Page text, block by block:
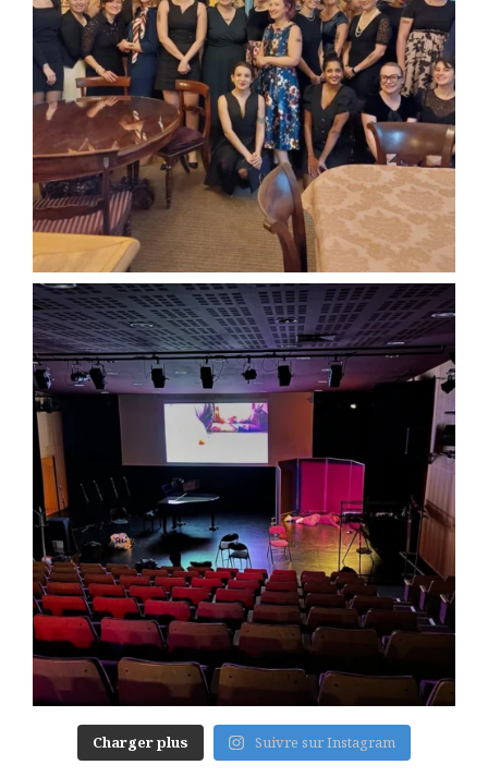
Charger plus Suivre sur Instagram